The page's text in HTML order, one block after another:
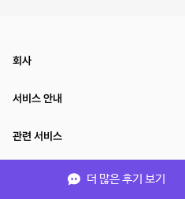
더 많은 후기 보기
회사
서비스 안내
관련 서비스